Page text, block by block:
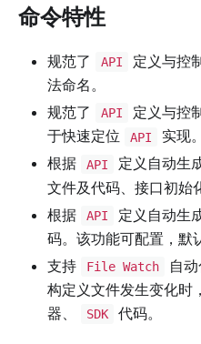
命令特性
规范了 API
定义与控
法命名。
规范了
API
定义与控
于快速定位
API
实现。
根据
API
定义自动生
文件及代码、接口初始
根据
API 定义自动生
码。该功能可配置，默
支持
File Watch 自
构定义文件发生变化时
器、
SDK 代码。